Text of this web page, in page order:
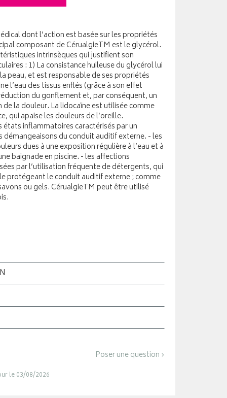
dont l’action est basée sur les propriétés
composant de CérualgieTM est le glycérol.
intrinsèques qui justifient son
: 1) La consistance huileuse du glycérol lui
peau, et est responsable de ses propriétés
l’eau des tissus enflés (grâce à son effet
du gonflement et, par conséquent, un
la douleur. La lidocaïne est utilisée comme
qui apaise les douleurs de l’oreille.
inflammatoires caractérisés par un
du conduit auditif externe. - les
dues à une exposition régulière à l’eau et à
baignade en piscine. - les affections
par l’utilisation fréquente de détergents, qui
protégeant le conduit auditif externe ; comme
ou gels. CérualgieTM peut être utilisé
Poser une question ›
le 03/08/2026